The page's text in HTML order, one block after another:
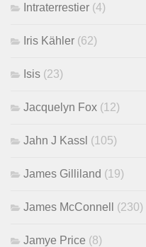
Intraterrestier (4)
Iris Kähler (62)
Isis (23)
Jacquelyn Fox (12)
Jahn J Kassl (105)
James Gilliland (19)
James McConnell (230)
Jamye Price (8)